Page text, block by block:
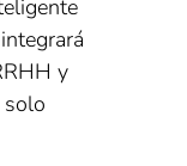
y
solo